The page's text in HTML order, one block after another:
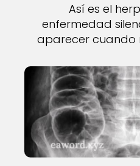
Así es el
enfermedad
aparecer cuando